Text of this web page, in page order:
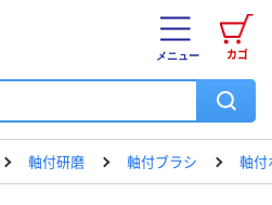
カゴ
メニュー
軸付研磨 軸付ブラシ 軸付